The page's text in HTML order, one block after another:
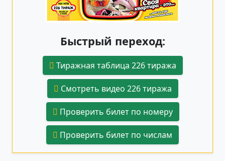
Быстрый переход:
Тиражная таблица 226 тиража
Смотреть видео 226 тиража
Проверить билет по номеру
Проверить билет по числам